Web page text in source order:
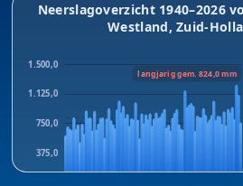
Neerslagoverzicht 1940–2026
Westland, Zuid-
375,0
750,0
1.125,0
1.500,0
langjarig gem. 824,0 mm